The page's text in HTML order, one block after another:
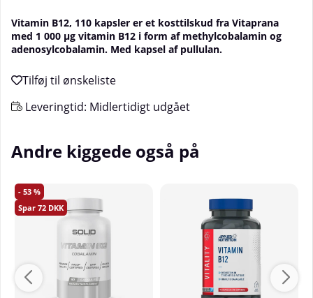
Vitamin B12, 110 kapsler er et kosttilskud fra Vitaprana
med 1 000 µg vitamin B12 i form af methylcobalamin og
adenosylcobalamin. Med kapsel af pullulan.
Leveringtid: Midlertidigt udgået
Andre kiggede også på
53
72